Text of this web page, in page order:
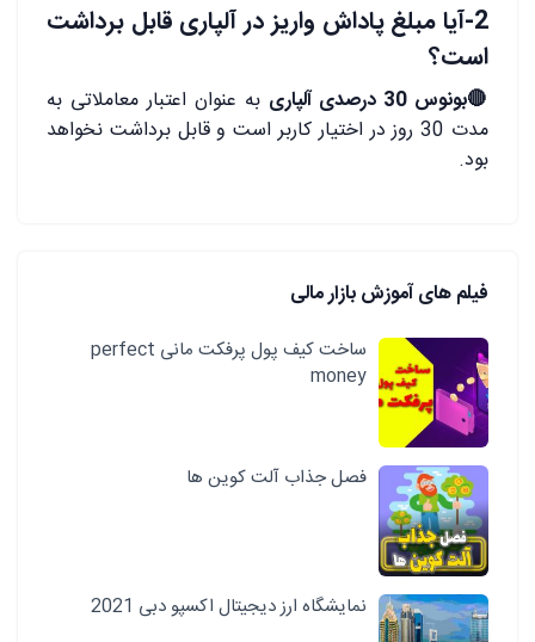
2-آیا مبلغ پاداش واریز در آلپاری قابل برداشت
است؟
🔴بونوس 30 درصدی آلپاری
به عنوان اعتبار معاملاتی به
مدت 30 روز در اختیار کاربر است و قابل برداشت نخواهد
بود.
فیلم های آموزش بازار مالی
ساخت کیف پول پرفکت مانی perfect
money
فصل جذاب آلت کوین ها
نمایشگاه ارز دیجیتال اکسپو دبی 2021